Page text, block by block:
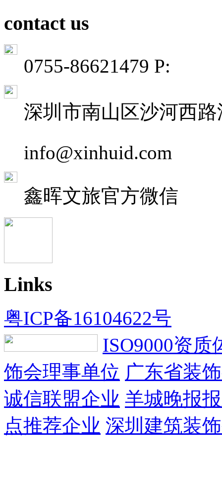
contact us
0755-86621479 P:
深圳市南山区沙河西
info@xinhuid.com
鑫晖文旅官方微信
Links
粤ICP备16104622号
ISO9000资质
饰会理事单位 广东省装
诚信联盟企业 羊城晚报
点推荐企业 深圳建筑装